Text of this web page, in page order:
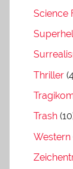
Science
Thriller
Trash
Western